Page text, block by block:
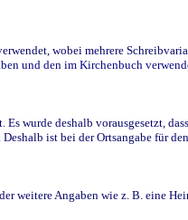
wobei mehrere
und den im Kirchenbuch
wurde deshalb vorausgesetzt,
ist bei der Ortsangabe für
weitere Angaben wie z. B. eine